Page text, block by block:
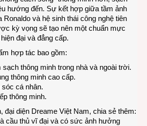
hướng đến. Sự kết hợp giữa tầm ảnh
Ronaldo và hệ sinh thái công nghệ tiên
kỳ vọng sẽ tạo nên một chuẩn mực
đại và đẳng cấp.
hợp tác bao gồm:
sạch thông minh trong nhà và ngoài trời.
thông minh cao cấp.
cá nhân.
thông minh.
đại diện Dreame Việt Nam, chia sẻ thêm:
cầu thủ vĩ đại và có sức ảnh hưởng